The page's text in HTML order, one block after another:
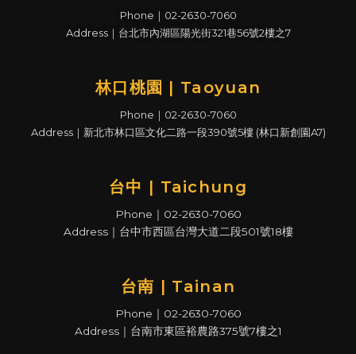
Phone｜02-2630-7060
Address｜台北市內湖區陽光街321巷56號2樓之7
林口桃園 | Taoyuan
Phone｜02-2630-7060
Address｜新北市林口區文化二路一段390號5樓 (林口新創園A7)
台中 | Taichung
Phone｜02-2630-7060
Address｜台中市西區台灣大道二段501號18樓
台南 | Tainan
Phone｜02-2630-7060
Address｜台南市東區裕農路375號7樓之1